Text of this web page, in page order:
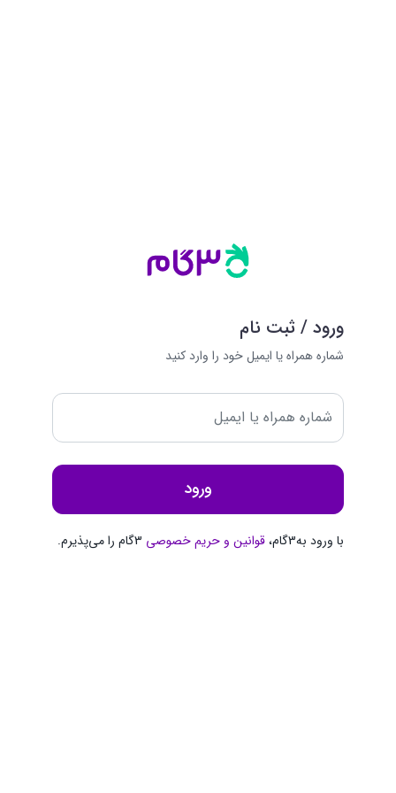
ورود / ثبت نام
شماره همراه یا ایمیل خود را وارد کنید
ورود
با ورود به3گام، قوانین و حریم ‌خصوصی 3گام را می‌پذیرم.